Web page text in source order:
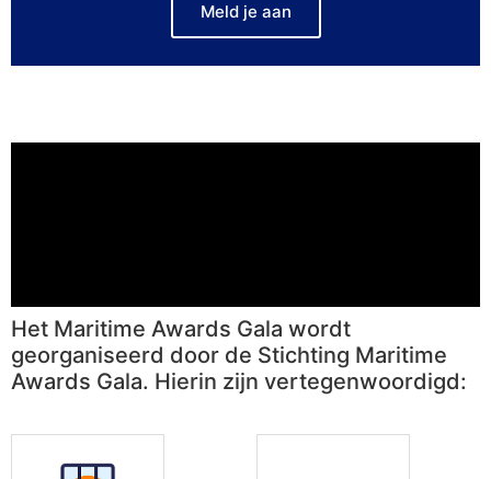
Meld je aan
Het Maritime Awards Gala wordt
georganiseerd door de Stichting Maritime
Awards Gala. Hierin zijn vertegenwoordigd: